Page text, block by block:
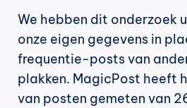
We hebben dit onderzoek
onze eigen gegevens in
frequentie-posts van
plakken. MagicPost heeft
van posten gemeten van